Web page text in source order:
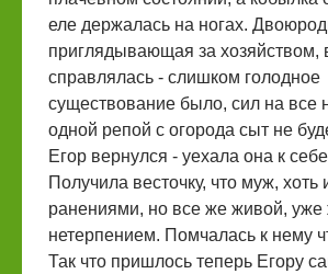
еле держалась на ногах.
приглядывающая за хозяйством,
справлялась - слишком голодное
существование было, сил на все
одной репой с огорода сыт не
Егор вернулся - уехала она к
Получила весточку, что муж, хоть
ранениями, но все же живой, уже
нетерпением. Помчалась к нему
Так что пришлось теперь Егору